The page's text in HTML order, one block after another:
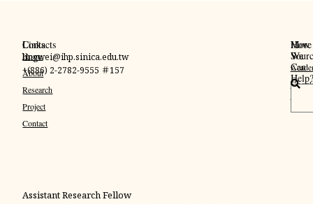
Links
Home
About
Research
Project
Contact
Contacts
lingwei@ihp.sinica.edu.tw
+(886) 2-2782-9555 ＃157
More
How
We
Can
Help?
搜
尋
Assistant Research Fellow